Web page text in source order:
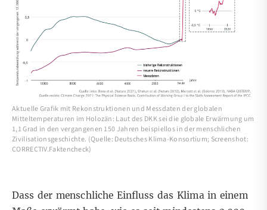
Aktuelle Grafik mit Rekonstruktionen und Messdaten der globalen
Mitteltemperaturen im Holozän: Laut des DKK sei die globale Erwärmung um
1,1 Grad in den vergangenen 150 Jahren beispiellos in der menschlichen
Zivilisationsgeschichte. (Quelle: Deutsches Klima-Konsortium; Screenshot:
CORRECTIV.Faktencheck)
Dass der menschliche Einfluss das Klima in einem